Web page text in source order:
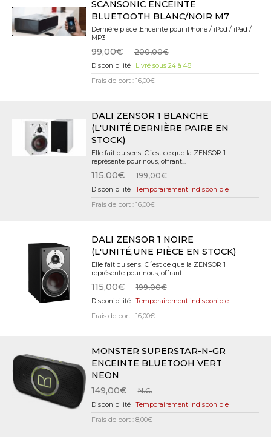
SCANSONIC ENCEINTE
BLUETOOTH BLANC/NOIR M7
Dernière pièce .Enceinte pour iPhone / iPod / iPad /
MP3
99,00€ 200,00€
Livré sous 24 à 48H
Frais de port : 16,00€
DALI ZENSOR 1 BLANCHE
(L'UNITÉ,DERNIÈRE PAIRE EN
STOCK)
Elle fait du sens! C´est ce que la ZENSOR 1
représente pour nous, offrant...
115,00€ 199,00€
Temporairement indisponible
Frais de port : 16,00€
DALI ZENSOR 1 NOIRE
(L'UNITÉ,UNE PIÈCE EN STOCK)
Elle fait du sens! C´est ce que la ZENSOR 1
représente pour nous, offrant...
115,00€ 199,00€
Temporairement indisponible
Frais de port : 16,00€
MONSTER SUPERSTAR-N-GR
ENCEINTE BLUETOOH VERT
NEON
149,00€
N.C.
Temporairement indisponible
Frais de port : 8,00€